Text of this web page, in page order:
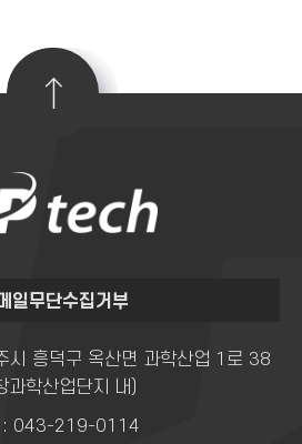
일무단수집거부
흥덕구 옥산면 과학산업 1로 38
과학산업단지 내)
043-219-0114